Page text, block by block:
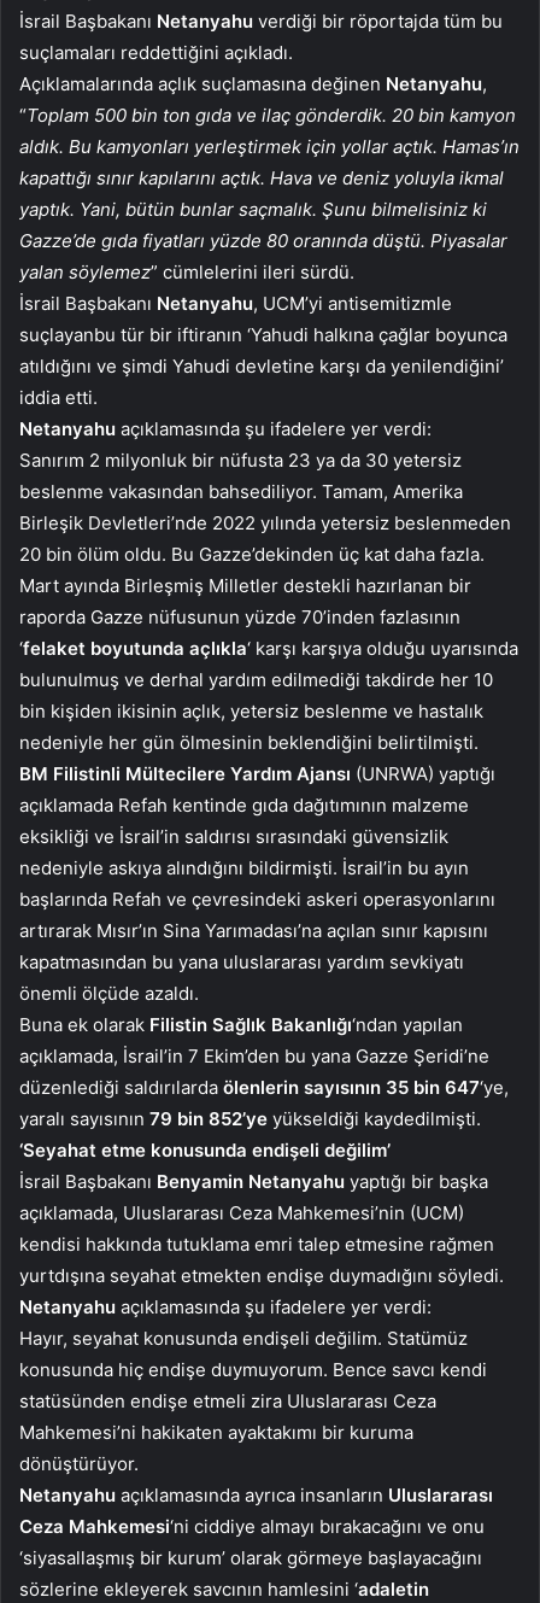
İsrail Başbakanı Netanyahu verdiği bir röportajda tüm bu
suçlamaları reddettiğini açıkladı.
Açıklamalarında açlık suçlamasına değinen Netanyahu,
“Toplam 500 bin ton gıda ve ilaç gönderdik. 20 bin kamyon
aldık. Bu kamyonları yerleştirmek için yollar açtık. Hamas’ın
kapattığı sınır kapılarını açtık. Hava ve deniz yoluyla ikmal
yaptık. Yani, bütün bunlar saçmalık. Şunu bilmelisiniz ki
Gazze’de gıda fiyatları yüzde 80 oranında düştü. Piyasalar
yalan söylemez” cümlelerini ileri sürdü.
İsrail Başbakanı Netanyahu, UCM’yi antisemitizmle
suçlayanbu tür bir iftiranın ‘Yahudi halkına çağlar boyunca
atıldığını ve şimdi Yahudi devletine karşı da yenilendiğini’
iddia etti.
Netanyahu açıklamasında şu ifadelere yer verdi:
Sanırım 2 milyonluk bir nüfusta 23 ya da 30 yetersiz
beslenme vakasından bahsediliyor. Tamam, Amerika
Birleşik Devletleri’nde 2022 yılında yetersiz beslenmeden
20 bin ölüm oldu. Bu Gazze’dekinden üç kat daha fazla.
Mart ayında Birleşmiş Milletler destekli hazırlanan bir
raporda Gazze nüfusunun yüzde 70’inden fazlasının
‘felaket boyutunda açlıkla‘ karşı karşıya olduğu uyarısında
bulunulmuş ve derhal yardım edilmediği takdirde her 10
bin kişiden ikisinin açlık, yetersiz beslenme ve hastalık
nedeniyle her gün ölmesinin beklendiğini belirtilmişti.
BM Filistinli Mültecilere Yardım Ajansı (UNRWA) yaptığı
açıklamada Refah kentinde gıda dağıtımının malzeme
eksikliği ve İsrail’in saldırısı sırasındaki güvensizlik
nedeniyle askıya alındığını bildirmişti. İsrail’in bu ayın
başlarında Refah ve çevresindeki askeri operasyonlarını
artırarak Mısır’ın Sina Yarımadası’na açılan sınır kapısını
kapatmasından bu yana uluslararası yardım sevkiyatı
önemli ölçüde azaldı.
Buna ek olarak Filistin Sağlık Bakanlığı‘ndan yapılan
açıklamada, İsrail’in 7 Ekim’den bu yana Gazze Şeridi’ne
düzenlediği saldırılarda ölenlerin sayısının 35 bin 647‘ye,
yaralı sayısının 79 bin 852’ye yükseldiği kaydedilmişti.
‘Seyahat etme konusunda endişeli değilim’
İsrail Başbakanı Benyamin Netanyahu yaptığı bir başka
açıklamada, Uluslararası Ceza Mahkemesi’nin (UCM)
kendisi hakkında tutuklama emri talep etmesine rağmen
yurtdışına seyahat etmekten endişe duymadığını söyledi.
Netanyahu açıklamasında şu ifadelere yer verdi:
Hayır, seyahat konusunda endişeli değilim. Statümüz
konusunda hiç endişe duymuyorum. Bence savcı kendi
statüsünden endişe etmeli zira Uluslararası Ceza
Mahkemesi’ni hakikaten ayaktakımı bir kuruma
dönüştürüyor.
Netanyahu açıklamasında ayrıca insanların Uluslararası
Ceza Mahkemesi‘ni ciddiye almayı bırakacağını ve onu
‘siyasallaşmış bir kurum’ olarak görmeye başlayacağını
sözlerine ekleyerek savcının hamlesini ‘adaletin